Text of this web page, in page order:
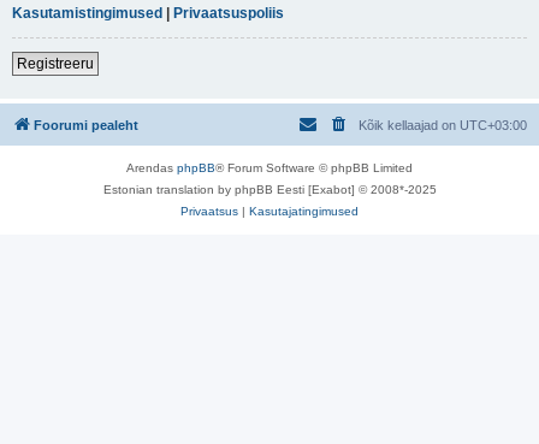
Kasutamistingimused | Privaatsuspoliis
Registreeru
Foorumi pealeht Kõik kellaajad on UTC+03:00
Arendas phpBB® Forum Software © phpBB Limited
Estonian translation by phpBB Eesti [Exabot] © 2008*-2025
Privaatsus | Kasutajatingimused